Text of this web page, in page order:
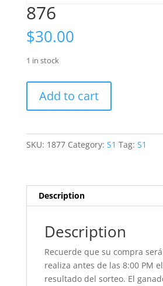
876
$30.00
1 in stock
quantity
Add to cart
SKU: 1877 Category: S1 Tag: S1
Description
Description
Recuerde que su compra
realiza antes de las 8:00 PM
resultado del sorteo. El